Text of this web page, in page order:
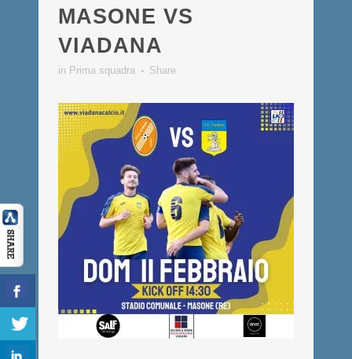
MASONE VS
VIADANA
in Prima squadra Share